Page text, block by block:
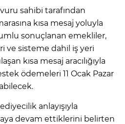
sahibi tarafından
kısa mesaj yoluyla
sonuçlanan emekliler,
ve sisteme dahil iş yeri
kısa mesaj aracılığıyla
ödemeleri 11 Ocak Pazar
anlayışıyla
devam ettiklerini belirten